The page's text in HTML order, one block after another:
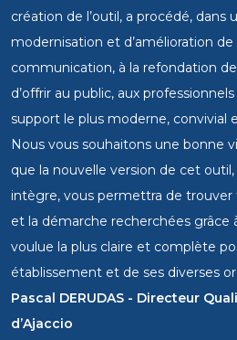
création de l’outil, a procédé, dans
modernisation et d’amélioration de
communication, à la refondation
d’offrir au public, aux
support le plus moderne, convivial
Nous vous souhaitons une bonne
que la nouvelle version de cet outil,
intègre, vous permettra de trouver
et la démarche recherchées grâce
voulue la plus claire et complète
établissement et de ses diverses
Pascal DERUDAS - Directeur
d’Ajaccio